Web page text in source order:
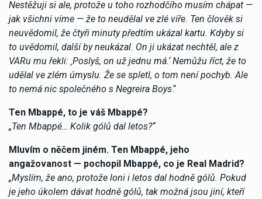
Nestěžuji si ale, protože u toho rozhodčího musím chápat —
jak všichni víme — že to neudělal ve zlé víře. Ten člověk si
neuvědomil, že čtyři minuty předtím ukázal kartu. Kdyby si
to uvědomil, další by neukázal. On ji ukázat nechtěl, ale z
VARu mu řekli: ‚Poslyš, on už jednu má.‘ Nemůžu říct, že to
udělal ve zlém úmyslu. Že se spletl, o tom není pochyb. Ale
to nemá nic společného s Negreira Boys.“
Ten Mbappé, to je váš Mbappé?
„Ten Mbappé… Kolik gólů dal letos?“
Mluvím o něčem jiném. Ten Mbappé, jeho
angažovanost — pochopil Mbappé, co je Real Madrid?
„Myslím, že ano, protože loni i letos dal hodně gólů. Pokud
je jeho úkolem dávat hodně gólů, tak možná jsou jiní, kteří